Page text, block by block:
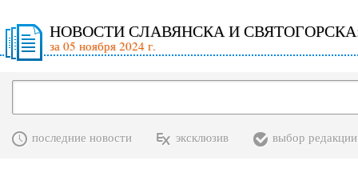
НОВОСТИ СЛАВЯНСКА И
за 05 ноября 2024 г.
последние новости эксклюзив выбор редакции